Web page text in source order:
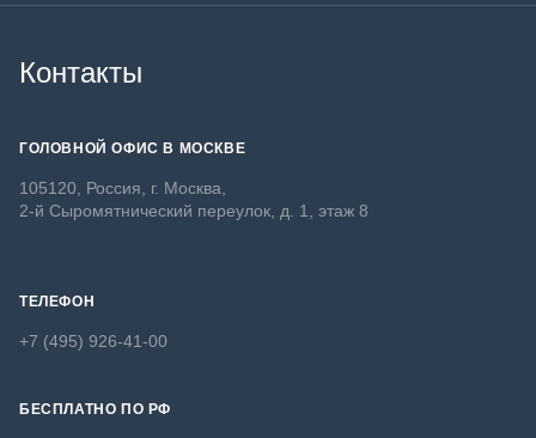
Контакты
ГОЛОВНОЙ ОФИС В МОСКВЕ
105120, Россия, г. Москва,
2-й Сыромятнический переулок, д. 1, этаж 8
ТЕЛЕФОН
+7 (495) 926-41-00
БЕСПЛАТНО ПО РФ